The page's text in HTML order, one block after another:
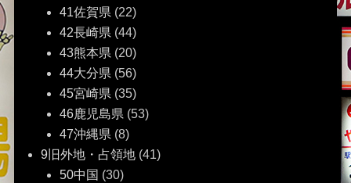
41佐賀県(22)
42長崎県(44)
43熊本県(20)
44大分県(56)
45宮崎県(35)
46鹿児島県(53)
47沖縄県(8)
9旧外地・占領地(41)
50中国 (30)